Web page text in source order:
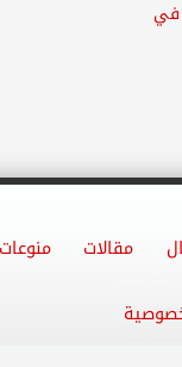
في
مقالات منوعات